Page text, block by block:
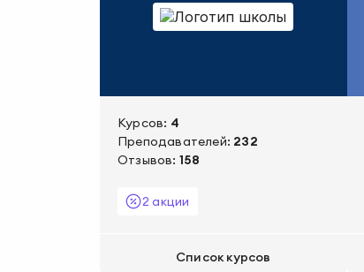
Курсов: 4
Преподавателей: 232
Отзывов: 158
2 акции
Список курсов